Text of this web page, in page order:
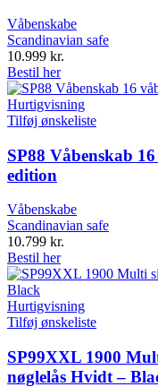
Våbenskabe
Scandinavian safe
10.999 kr.
Bestil her
Hurtigvisning
Tilføj ønskeliste
SP88 Våbenskab
edition
Våbenskabe
Scandinavian safe
10.799 kr.
Bestil her
Hurtigvisning
Tilføj ønskeliste
SP99XXL 1900
nøglelås Hvidt –